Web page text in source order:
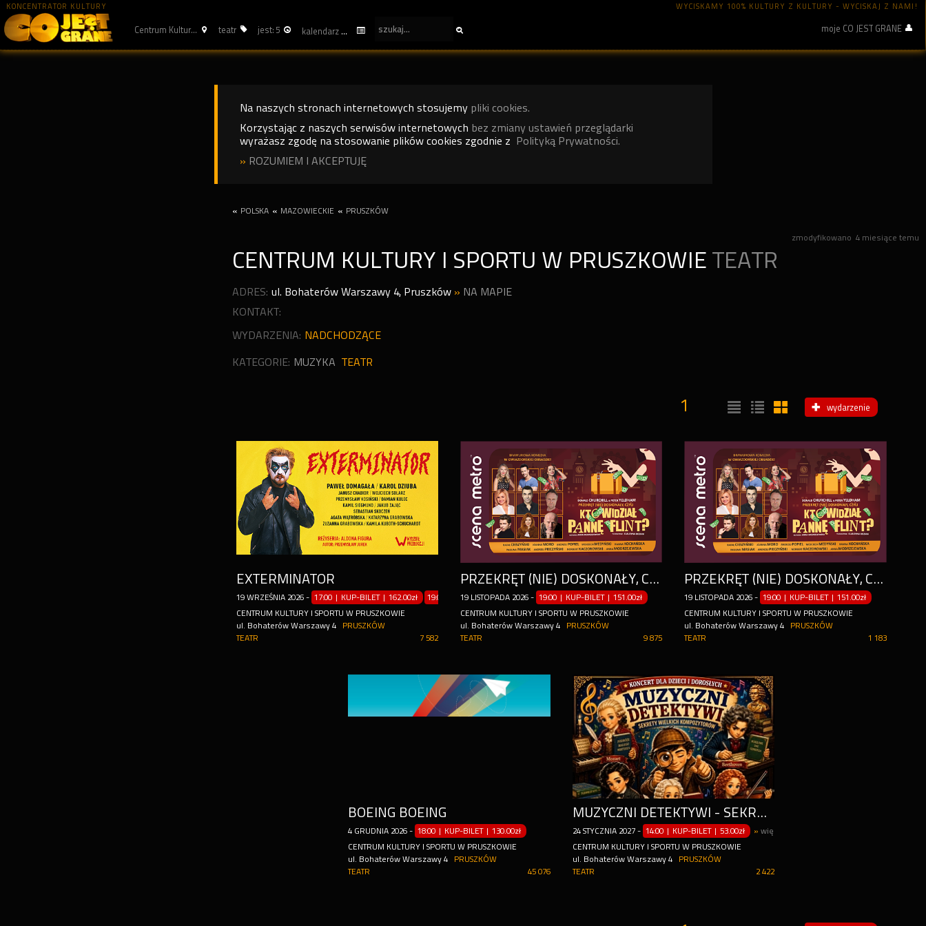
KONCENTRATOR KULTURY WYCISKAMY 100% KULTURY Z KULTURY - WYCISKAJ Z NAMI!
Centrum Kultur... teatr jest: 5 kalendarz moje CO JEST GRANE
Na naszych stronach internetowych stosujemy pliki cookies.
Korzystając z naszych serwisów internetowych bez zmiany ustawień przeglądarki
wyrażasz zgodę na stosowanie plików cookies zgodnie z Polityką Prywatności.
» ROZUMIEM I AKCEPTUJĘ
« POLSKA « MAZOWIECKIE « PRUSZKÓW
zmodyfikowano 4 miesiące temu
CENTRUM KULTURY I SPORTU W PRUSZKOWIE TEATR
ADRES: ul. Bohaterów Warszawy 4, Pruszków » NA MAPIE
KONTAKT:
WYDARZENIA: NADCHODZĄCE
KATEGORIE: MUZYKA TEATR
wydarzenie
1
EXTERMINATOR
19 WRZEŚNIA 2026 - 17:00 | KUP-BILET | 162.00zł 19:00 | KUP-BILET|162.00zł
CENTRUM KULTURY I SPORTU W PRUSZKOWIE
ul. Bohaterów Warszawy 4
PRUSZKÓW
7 582
TEATR
PRZEKRĘT (NIE) DOSKONAŁY, CZYLI KTO WIDZIAŁ PANNĘ FLINT?
19 LISTOPADA 2026 - 19:00 | KUP-BILET | 151.00zł
CENTRUM KULTURY I SPORTU W PRUSZKOWIE
ul. Bohaterów Warszawy 4
PRUSZKÓW
9 875
TEATR
PRZEKRĘT (NIE) DOSKONAŁY, CZYLI KTO WIDZIAŁ PANNĘ FLINT?
19 LISTOPADA 2026 - 19:00 | KUP-BILET |151.00zł
CENTRUM KULTURY I SPORTU W PRUSZKOWIE
ul. Bohaterów Warszawy 4
PRUSZKÓW
1 183
TEATR
BOEING BOEING
4 GRUDNIA 2026 - 18:00 | KUP-BILET |130.00zł
CENTRUM KULTURY I SPORTU W PRUSZKOWIE
ul. Bohaterów Warszawy 4
PRUSZKÓW
45 076
TEATR
MUZYCZNI DETEKTYWI - SEKRETY WIELKICH KOMPOZYTORÓW
24 STYCZNIA 2027 - 14:00 | KUP-BILET | 53.00zł » więcej terminów
CENTRUM KULTURY I SPORTU W PRUSZKOWIE
ul. Bohaterów Warszawy 4
PRUSZKÓW
2 422
TEATR